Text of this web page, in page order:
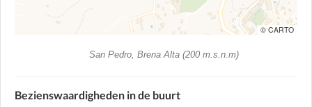
© CARTO
San Pedro, Brena Alta (200 m.s.n.m)
Bezienswaardigheden in de buurt